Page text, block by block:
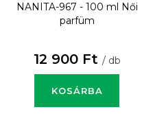
NANITA-967 - 100 ml
Női
parfüm
12 900 Ft / db
KOSÁRBA